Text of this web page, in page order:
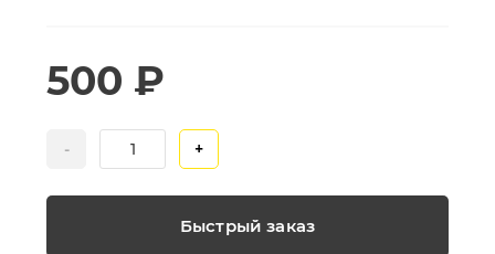
- +
500 ₽
Быстрый заказ